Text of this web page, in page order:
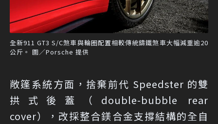
全新911 GT3 S/C煞車與輪圈配置相較傳統鑄鐵煞車大幅減重逾20
公斤。 圖／Porsche 提供
敞篷系統方面，捨棄前代 Speedster 的雙
拱式後蓋（double-bubble rear
cover），改採整合鎂合金支撐結構的全自